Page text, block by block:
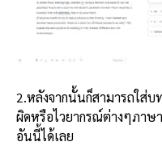
2.หลังจากนั้นก็สามารถใส่บ
ผิดหรือไวยากรณ์ต่างๆภาษ
อันนี้ได้เลย